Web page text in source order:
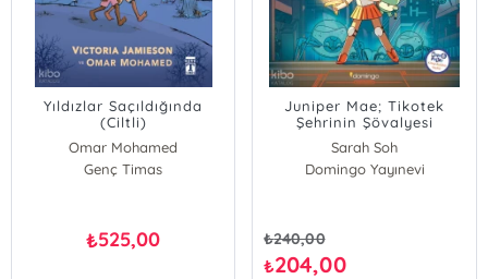
Yıldızlar Saçıldığında
(Ciltli)
Omar Mohamed
Victoria Jamieson
Genç Timas
₺525,00
Juniper Mae; Tikotek
Şehrinin Şövalyesi
Sarah Soh
Domingo Yayınevi
₺240,00
₺204,00